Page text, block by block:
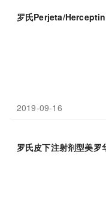
罗氏Perjeta/Herceptin
2019-09-16
罗氏皮下注射剂型美